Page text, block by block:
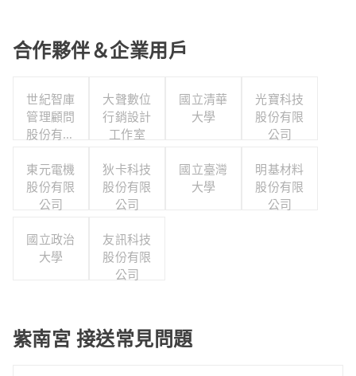
合作夥伴＆企業用戶
世紀智庫
管理顧問
股份有限
大聲數位
行銷設計
工作室
國立清華
大學
光寶科技
股份有限
公司
東元電機
股份有限
公司
狄卡科技
股份有限
公司
國立臺灣
大學
明基材料
股份有限
公司
國立政治
大學
友訊科技
股份有限
公司
紫南宮 接送常見問題